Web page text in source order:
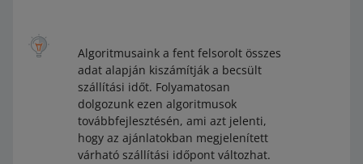
Algoritmusaink a fent felsorolt összes
adat alapján kiszámítják a becsült
szállítási időt. Folyamatosan
dolgozunk ezen algoritmusok
továbbfejlesztésén, ami azt jelenti,
hogy az ajánlatokban megjelenített
várható szállítási időpont változhat.